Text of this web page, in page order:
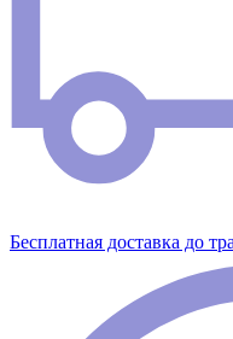
Бесплатная доставка до